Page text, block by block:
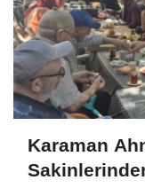
Karaman